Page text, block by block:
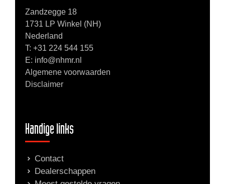
Zandzegge 18
1731 LP Winkel (NH)
Nederland
T: +31 224 544 155
E: info@nhmr.nl
Algemene voorwaarden
Disclaimer
Handige links
Contact
Dealerschappen